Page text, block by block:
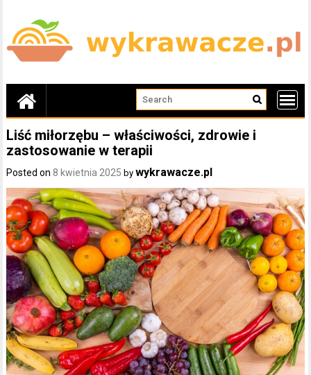
content
Liść miłorzębu – właściwości, zdrowie i
zastosowanie w terapii
Posted on 8 kwietnia 2025 bywykrawacze.pl